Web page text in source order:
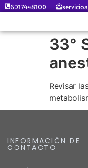
6017448100
33°
Revisar
INFORMACIÓN DE
CONTACTO